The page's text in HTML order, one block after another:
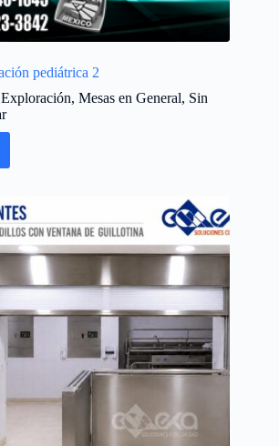
pediátrica 2
, Mesas en General, Sin